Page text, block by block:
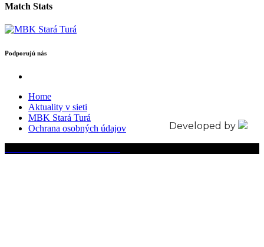
Match Stats
Podporujú nás
Home
Aktuality v sieti
MBK Stará Turá
Ochrana osobných údajov
Developed by